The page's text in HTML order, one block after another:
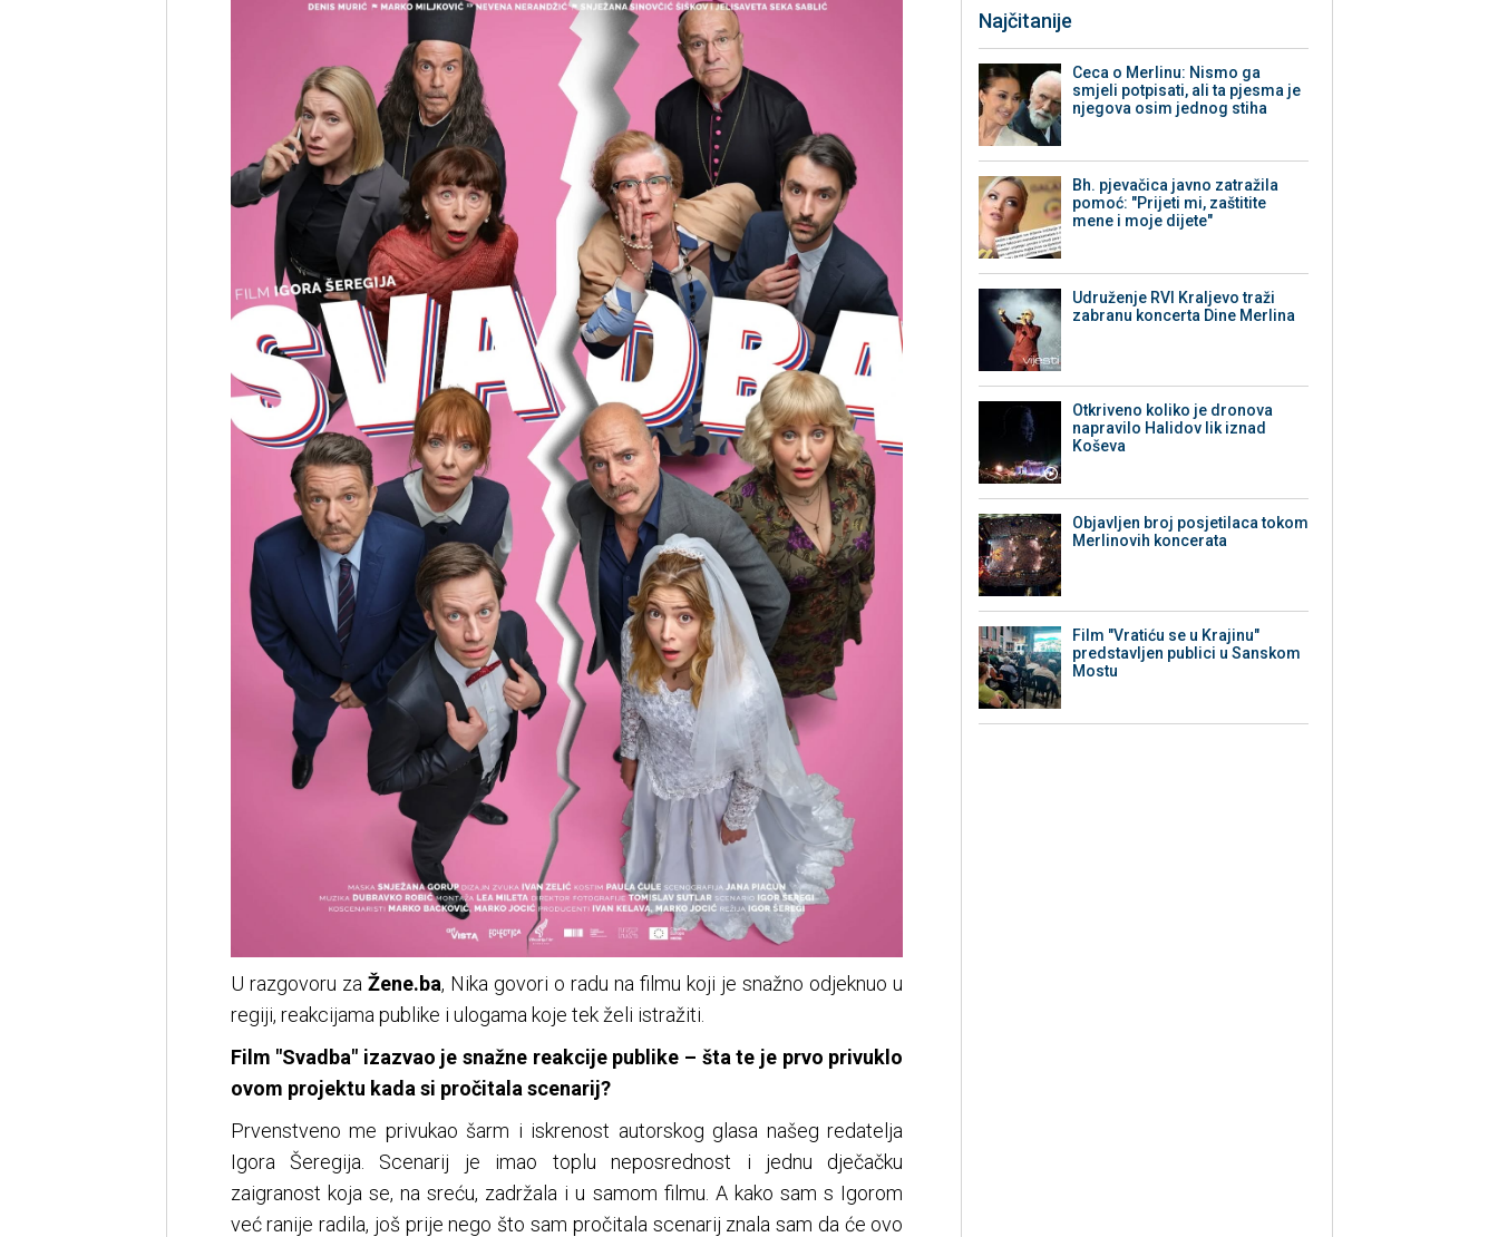
U razgovoru za Žene.ba, Nika govori o radu na filmu koji je snažno odjeknuo u
regiji, reakcijama publike i ulogama koje tek želi istražiti.
Film "Svadba" izazvao je snažne reakcije publike – šta te je prvo privuklo
ovom projektu kada si pročitala scenarij?
Prvenstveno me privukao šarm i iskrenost autorskog glasa našeg redatelja
Igora Šeregija. Scenarij je imao toplu neposrednost i jednu dječačku
zaigranost koja se, na sreću, zadržala i u samom filmu. A kako sam s Igorom
već ranije radila, još prije nego što sam pročitala scenarij znala sam da će ovo
Najčitanije
Ceca o Merlinu: Nismo ga
smjeli potpisati, ali ta pjesma je
njegova osim jednog stiha
Bh. pjevačica javno zatražila
pomoć: "Prijeti mi, zaštitite
mene i moje dijete"
Udruženje RVI Kraljevo traži
zabranu koncerta Dine Merlina
Otkriveno koliko je dronova
napravilo Halidov lik iznad
Koševa
Objavljen broj posjetilaca tokom
Merlinovih koncerata
Film "Vratiću se u Krajinu"
predstavljen publici u Sanskom
Mostu